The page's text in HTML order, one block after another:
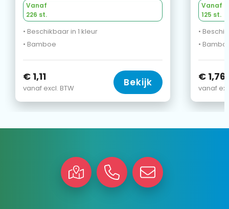
Vanaf
226 st.
• Beschikbaar in 1 kleur
• Bamboe
€ 1,11
vanaf excl. BTW Bekijk
Vanaf
125 st.
•
•
€ 1,76
vanaf